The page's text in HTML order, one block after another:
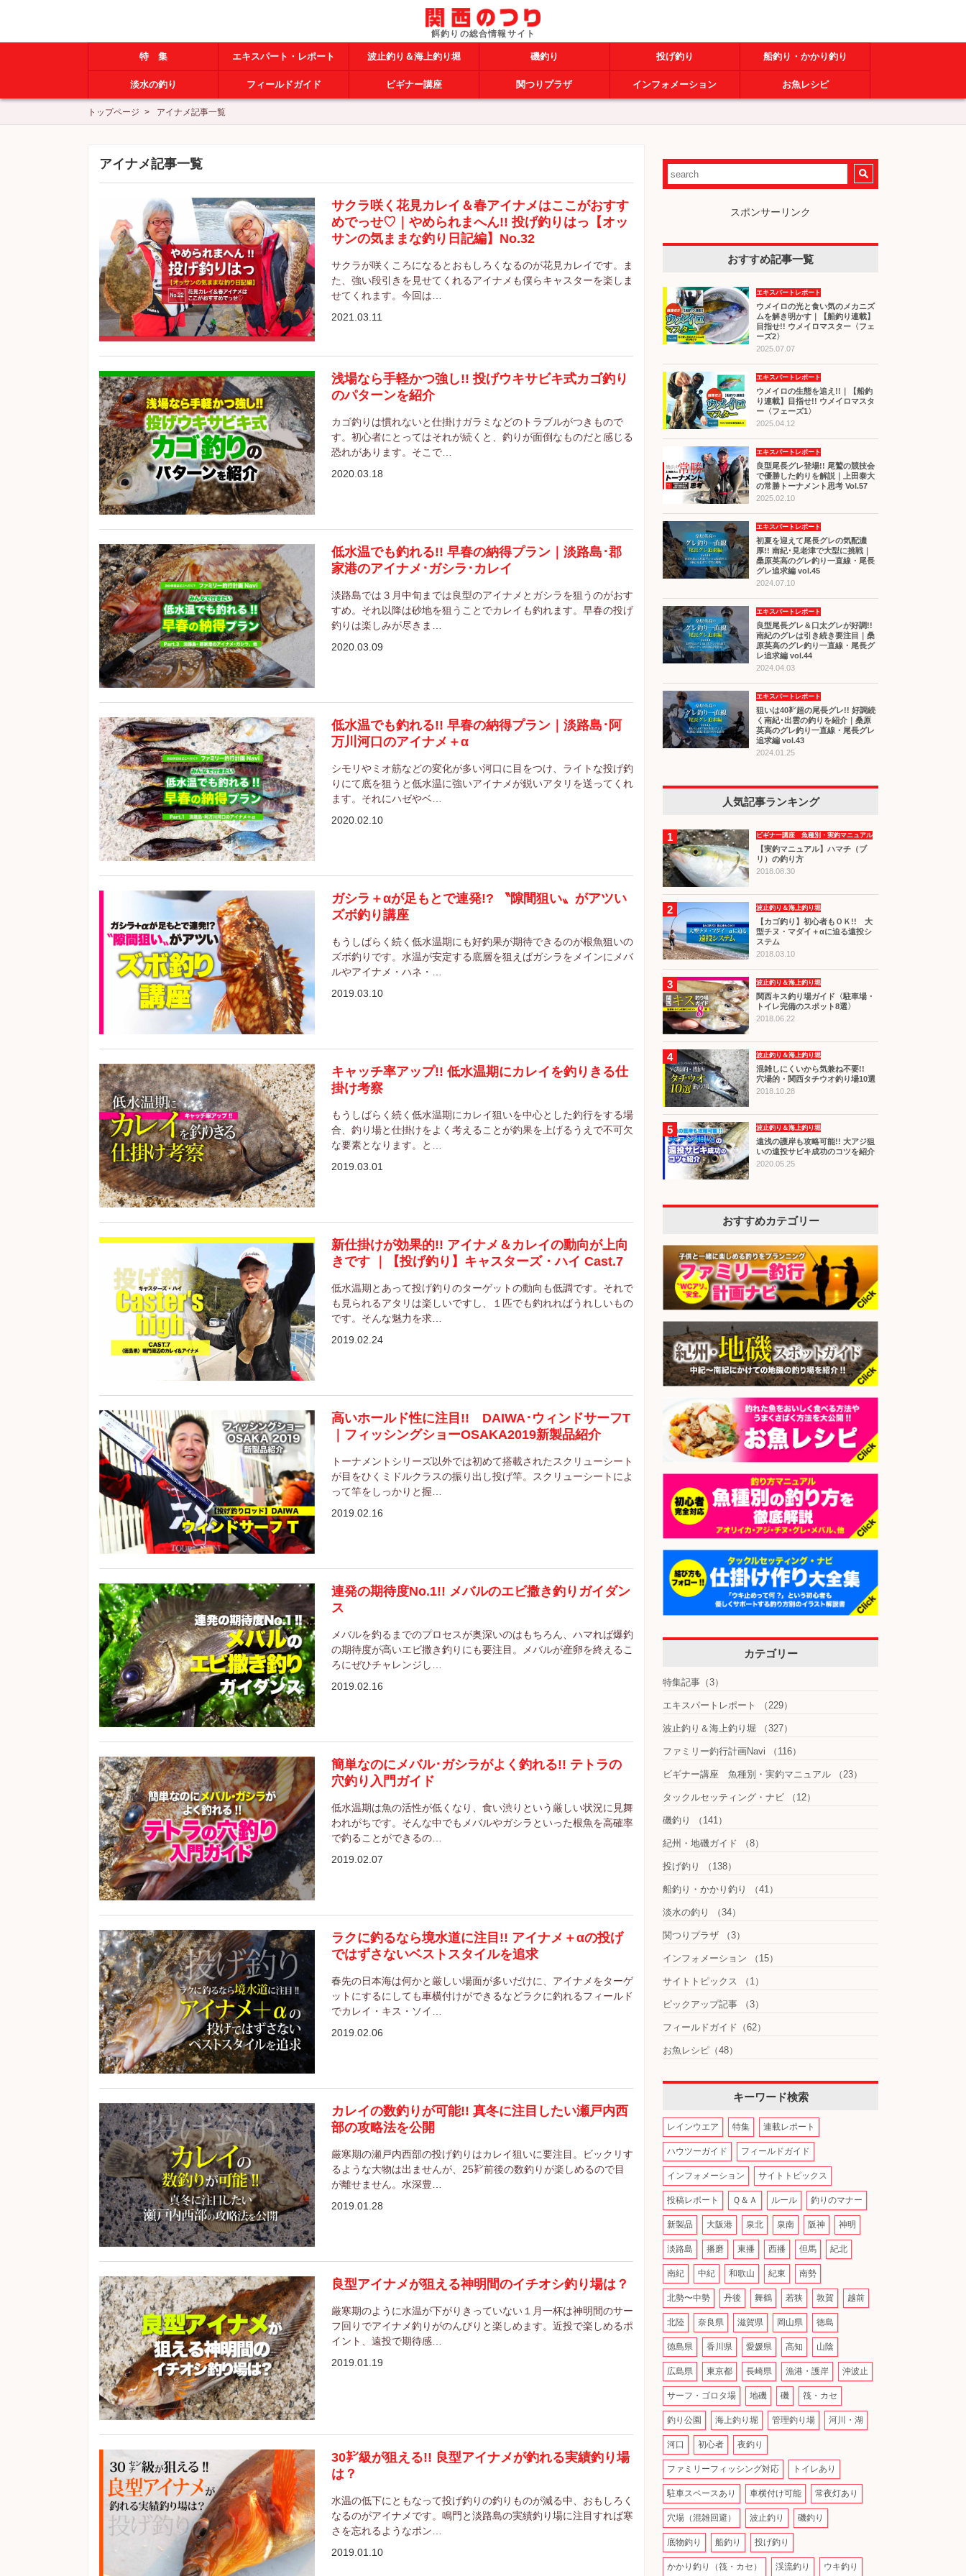
特 集 エキスパート・レポート 波止釣り＆海上釣り堀 磯釣り 投げ釣り 船釣り・かかり釣り
淡水の釣り フィールドガイド ビギナー講座 関つりプラザ インフォメーション お魚レシピ
トップページ アイナメ記事一覧
アイナメ記事一覧
サクラ咲く花見カレイ＆春アイナメはここがおすす
めでっせ♡｜やめられまへん!! 投げ釣りはっ【オッ
サンの気ままな釣り日記編】No.32
サクラが咲くころになるとおもしろくなるのが花見カレイです。ま
た、強い段引きを見せてくれるアイナメも僕らキャスターを楽しま
せてくれます。今回は…
2021.03.11
浅場なら手軽かつ強し!! 投げウキサビキ式カゴ釣り
のパターンを紹介
カゴ釣りは慣れないと仕掛けガラミなどのトラブルがつきもので
す。初心者にとってはそれが続くと、釣りが面倒なものだと感じる
恐れがあります。そこで…
2020.03.18
低水温でも釣れる!! 早春の納得プラン｜淡路島･郡
家港のアイナメ･ガシラ･カレイ
淡路島では３月中旬までは良型のアイナメとガシラを狙うのがおす
すめ。それ以降は砂地を狙うことでカレイも釣れます。早春の投げ
釣りは楽しみが尽きま…
2020.03.09
低水温でも釣れる!! 早春の納得プラン｜淡路島･阿
万川河口のアイナメ＋α
シモリやミオ筋などの変化が多い河口に目をつけ、ライトな投げ釣
りにて底を狙うと低水温に強いアイナメが鋭いアタリを送ってくれ
ます。それにハゼやベ…
2020.02.10
ガシラ＋αが足もとで連発!? 〝隙間狙い〟がアツい
ズボ釣り講座
もうしばらく続く低水温期にも好釣果が期待できるのが根魚狙いの
ズボ釣りです。水温が安定する底層を狙えばガシラをメインにメバ
ルやアイナメ・ハネ・…
2019.03.10
キャッチ率アップ!! 低水温期にカレイを釣りきる仕
掛け考察
もうしばらく続く低水温期にカレイ狙いを中心とした釣行をする場
合、釣り場と仕掛けをよく考えることが釣果を上げるうえで不可欠
な要素となります。と…
2019.03.01
新仕掛けが効果的!! アイナメ＆カレイの動向が上向
きです ｜【投げ釣り】キャスターズ・ハイ Cast.7
低水温期とあって投げ釣りのターゲットの動向も低調です。それで
も見られるアタリは楽しいですし、１匹でも釣れればうれしいもの
です。そんな魅力を求…
2019.02.24
高いホールド性に注目!! DAIWA･ウィンドサーフT
｜フィッシングショーOSAKA2019新製品紹介
トーナメントシリーズ以外では初めて搭載されたスクリューシート
が目をひくミドルクラスの振り出し投げ竿。スクリューシートによ
って竿をしっかりと握…
2019.02.16
連発の期待度No.1!! メバルのエビ撒き釣りガイダン
ス
メバルを釣るまでのプロセスが奥深いのはもちろん、ハマれば爆釣
の期待度が高いエビ撒き釣りにも要注目。メバルが産卵を終えるこ
ろにぜひチャレンジし…
2019.02.16
簡単なのにメバル･ガシラがよく釣れる!! テトラの
穴釣り入門ガイド
低水温期は魚の活性が低くなり、食い渋りという厳しい状況に見舞
われがちです。そんな中でもメバルやガシラといった根魚を高確率
で釣ることができるの…
2019.02.07
ラクに釣るなら境水道に注目!! アイナメ＋αの投げ
ではずさないベストスタイルを追求
春先の日本海は何かと厳しい場面が多いだけに、アイナメをターゲ
ットにするにしても車横付けができるなどラクに釣れるフィールド
でカレイ・キス・ソイ…
2019.02.06
カレイの数釣りが可能!! 真冬に注目したい瀬戸内西
部の攻略法を公開
厳寒期の瀬戸内西部の投げ釣りはカレイ狙いに要注目。ビックリす
るような大物は出ませんが、25㌢前後の数釣りが楽しめるので目
が離せません。水深豊…
2019.01.28
良型アイナメが狙える神明間のイチオシ釣り場は？
厳寒期のように水温が下がりきっていない１月一杯は神明間のサー
フ回りでアイナメ釣りがのんびりと楽しめます。近投で楽しめるポ
イント、遠投で期待感…
2019.01.19
30㌢級が狙える!! 良型アイナメが釣れる実績釣り場
は？
水温の低下にともなって投げ釣りの釣りものが減る中、おもしろく
なるのがアイナメです。鳴門と淡路島の実績釣り場に注目すれば寒
さを忘れるようなポン…
2019.01.10
スポンサーリンク
おすすめ記事一覧
エキスパートレポート
ウメイロの光と食い気のメカニズ
ムを解き明かす｜【船釣り連載】
目指せ!! ウメイロマスター〈フェ
ーズ2〉
2025.07.07
エキスパートレポート
ウメイロの生態を追え!!｜【船釣
り連載】目指せ!! ウメイロマスタ
ー〈フェーズ1〉
2025.04.12
エキスパートレポート
良型尾長グレ登場!! 尾鷲の競技会
で優勝した釣りを解説｜上田泰大
の常勝トーナメント思考 Vol.57
2025.02.10
エキスパートレポート
初夏を迎えて尾長グレの気配濃
厚!! 南紀･見老津で大型に挑戦｜
桑原英高のグレ釣り一直線・尾長
グレ追求編 vol.45
2024.07.10
エキスパートレポート
良型尾長グレ＆口太グレが好調!!
南紀のグレは引き続き要注目｜桑
原英高のグレ釣り一直線・尾長グ
レ追求編 vol.44
2024.04.03
エキスパートレポート
狙いは40㌢超の尾長グレ!! 好調続
く南紀･出雲の釣りを紹介｜桑原
英高のグレ釣り一直線・尾長グレ
追求編 vol.43
2024.01.25
人気記事ランキング
1 ビギナー講座 魚種別・実釣マニュアル
【実釣マニュアル】ハマチ（ブ
リ）の釣り方
2018.08.30
2 波止釣り＆海上釣り堀
【カゴ釣り】初心者もＯＫ!! 大
型チヌ・マダイ＋αに迫る遠投シ
ステム
2018.03.10
3 波止釣り＆海上釣り堀
関西キス釣り場ガイド〈駐車場・
トイレ完備のスポット8選〉
2018.06.22
4 波止釣り＆海上釣り堀
混雑しにくいから気兼ね不要!!
穴場的・関西タチウオ釣り場10選
2018.10.28
5 波止釣り＆海上釣り堀
遠浅の護岸も攻略可能!! 大アジ狙
いの遠投サビキ成功のコツを紹介
2020.05.25
おすすめカテゴリー
カテゴリー
特集記事 （3）
エキスパートレポート （229）
波止釣り＆海上釣り堀 （327）
ファミリー釣行計画Navi （116）
ビギナー講座 魚種別・実釣マニュアル （23）
タックルセッティング・ナビ （12）
磯釣り （141）
紀州・地磯ガイド （8）
投げ釣り （138）
船釣り・かかり釣り （41）
淡水の釣り （34）
関つりプラザ （3）
インフォメーション （15）
サイトトピックス （1）
ピックアップ記事 （3）
フィールドガイド （62）
お魚レシピ （48）
キーワード検索
レインウエア 特集 連載レポート
ハウツーガイド フィールドガイド
インフォメーション サイトトピックス
投稿レポート Ｑ＆Ａ ルール 釣りのマナー
新製品 大阪港 泉北 泉南 阪神 神明
淡路島 播磨 東播 西播 但馬 紀北
南紀 中紀 和歌山 紀東 南勢
北勢〜中勢 丹後 舞鶴 若狭 敦賀 越前
北陸 奈良県 滋賀県 岡山県 徳島
徳島県 香川県 愛媛県 高知 山陰
広島県 東京都 長崎県 漁港・護岸 沖波止
サーフ・ゴロタ場 地磯 磯 筏・カセ
釣り公園 海上釣り堀 管理釣り場 河川・湖
河口 初心者 夜釣り
ファミリーフィッシング対応 トイレあり
駐車スペースあり 車横付け可能 常夜灯あり
穴場（混雑回避） 波止釣り 磯釣り
底物釣り 船釣り 投げ釣り
かかり釣り（筏・カセ） 渓流釣り ウキ釣り